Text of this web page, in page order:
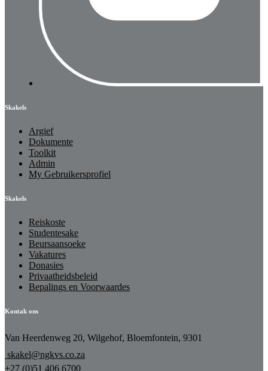
Skakels
Argief
Dokumente
Toolkit
Admin
My Gebruikersprofiel
Skakels
Reiskoste
Studentesake
Beursaansoeke
Vakatures
Donasies
Privaatheidsbeleid
Bepalings en Voorwaardes
Kontak ons
Van Heerdenweg 20, Wilgehof, Bloemfontein, 9301
skakel@ngkvs.co.za
+27 (0)51 406 6700